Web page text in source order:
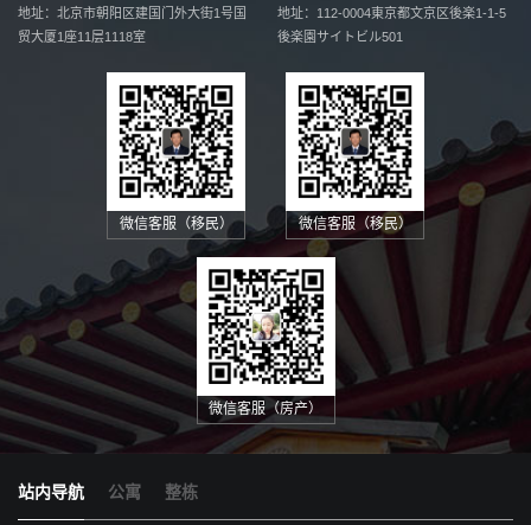
地址：北京市朝阳区建国门外大街1号国
贸大厦1座11层1118室
地址：112-0004東京都文京区後楽1-1-5
後楽園サイトビル501
微信客服（移民） 微信客服（移民）
微信客服（房产）
站内导航 公寓 整栋